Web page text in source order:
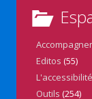
Editos (55)
Outils (254)